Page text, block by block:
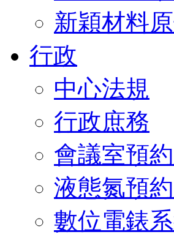
新穎材料
行政
中心法規
行政庶務
會議室預
液態氮預
數位電錶